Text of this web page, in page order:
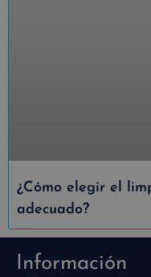
¿Cómo elegir el
adecuado?
Información